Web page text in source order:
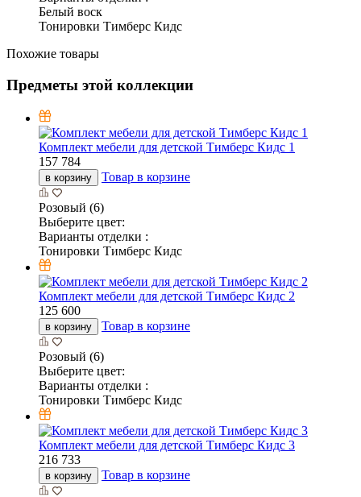
Белый воск
Тонировки Тимберс Кидс
Похожие товары
Предметы этой коллекции
Комплект мебели для детской Тимберс Кидс 1
157 784
в корзину Товар в корзине
Розовый (6)
Выберите цвет:
Варианты отделки :
Тонировки Тимберс Кидс
Комплект мебели для детской Тимберс Кидс 2
125 600
в корзину Товар в корзине
Розовый (6)
Выберите цвет:
Варианты отделки :
Тонировки Тимберс Кидс
Комплект мебели для детской Тимберс Кидс 3
216 733
в корзину Товар в корзине